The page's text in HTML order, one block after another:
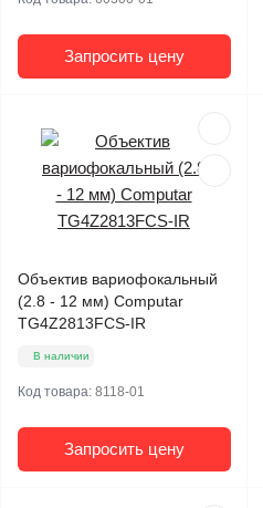
Запросить цену
Объектив вариофокальный
(2.8 - 12 мм) Computar
TG4Z2813FCS-IR
В наличии
Код товара: 8118-01
Запросить цену